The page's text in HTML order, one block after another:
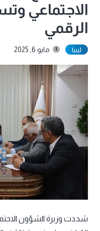
الاجتماعي
الرقمي
ليبيا مايو 6, 2025
شددت وزيرة الشؤون